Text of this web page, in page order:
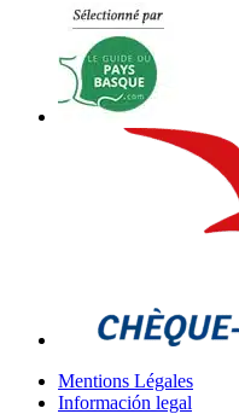
Mentions Légales
Información legal